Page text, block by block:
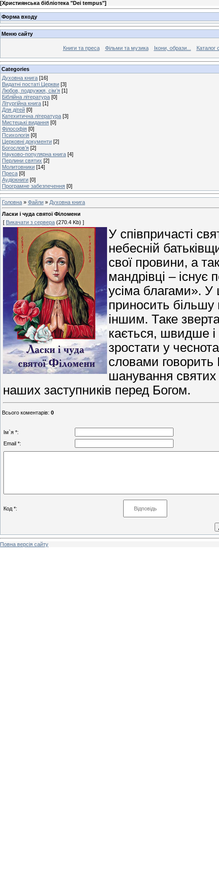
[Християнська бібліотека "Dei tempus"]
Форма входу
Меню сайту
Книги та преса Фільми та музика Ікони, образи... Каталог
Categories
Духовна книга [16]
Видатні постаті Церкви [3]
Любов, подружжя, сім’я [1]
Біблійна література [0]
Літургійна книга [1]
Для дітей [0]
Катехитична література [3]
Мистецькі видання [0]
Філософія [0]
Психологія [0]
Церковні документи [2]
Богослов’я [2]
Науково-популярна книга [4]
Перлини святих [2]
Молитовники [14]
Преса [0]
Аудіокниги [0]
Програмне забезпечення [0]
Головна » Файли » Духовна книга
Ласки і чуда святої Філомени
[ Викачати з сервера (270.4 Kb) ]
У співпричасті
небесній
свої провини, а
мандрівці – існує
усіма благами». У
приносить більшу
іншим. Таке
кається, швидше і
зростати у
словами говорить
шанування
наших заступників перед Богом.
Всього коментарів: 0
Ім`я *:
Email *:
Код *:
Повна версія сайту